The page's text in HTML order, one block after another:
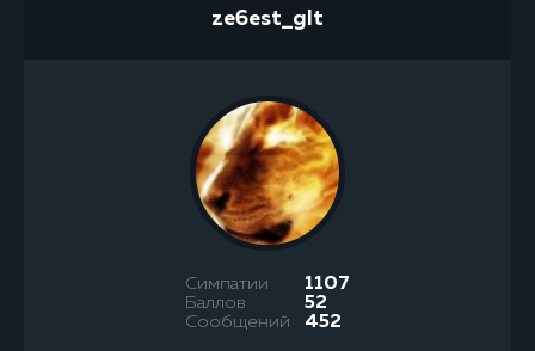
ze6est_glt
Симпатии 1107
Баллов 52
Сообщений 452